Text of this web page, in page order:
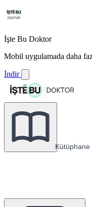
İşte Bu Doktor
Mobil uygulamada daha
İndir
Kütüphane